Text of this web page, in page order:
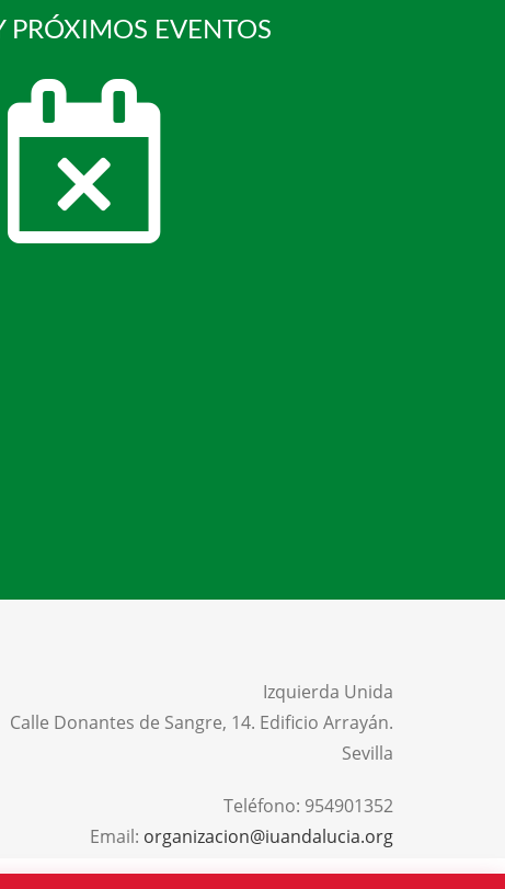
PRÓXIMOS EVENTOS
Izquierda Unida
Calle Donantes de Sangre, 14. Edificio Arrayán.
Sevilla
Teléfono: 954901352
Email: organizacion@iuandalucia.org